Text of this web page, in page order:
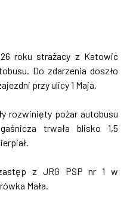
roku strażacy z Katowic
Do zdarzenia doszło
przy ulicy 1 Maja.
rozwinięty pożar autobusu
trwała blisko 1,5
z JRG PSP nr 1 w
Mała.